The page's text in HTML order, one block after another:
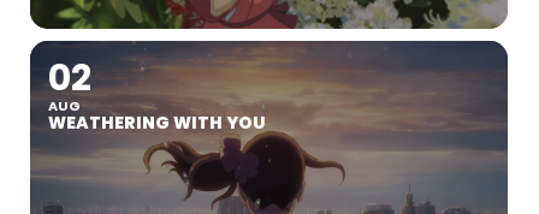
02
AUG
WEATHERING WITH YOU